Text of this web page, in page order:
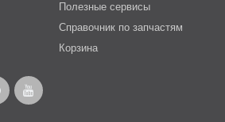
Полезные сервисы
Справочник по запчастям
Корзина